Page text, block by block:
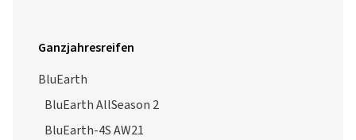
Ganzjahresreifen
BluEarth
BluEarth AllSeason 2
BluEarth-4S AW21